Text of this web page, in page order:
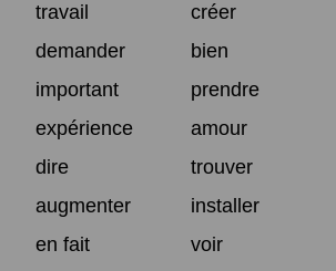
travail
créer
demander
bien
important
prendre
expérience
amour
dire
trouver
augmenter
installer
en fait
voir